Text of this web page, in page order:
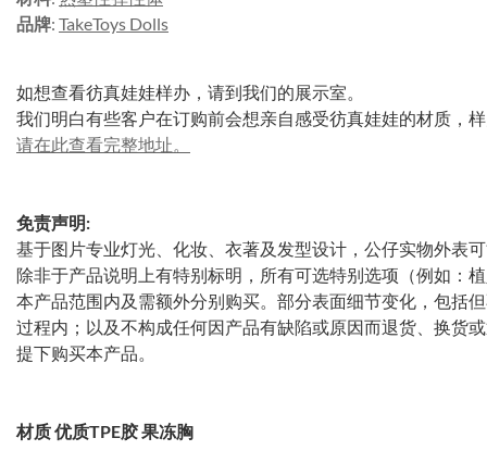
品牌: TakeToys Dolls
如想查看彷真娃娃样办，请到我们的展示室。
我们明白有些客户在订购前会想亲自感受彷真娃娃的材质，
请在此查看完整地址。
免责声明:
基于图片专业灯光、化妆、衣著及发型设计，公仔实物外表
除非于产品说明上有特别标明，所有可选特别选项（例如：
本产品范围内及需额外分别购买。部分表面细节变化，包括
过程内；以及不构成任何因产品有缺陷或原因而退货、换货
提下购买本产品。
材质 优质TPE胶 果冻胸